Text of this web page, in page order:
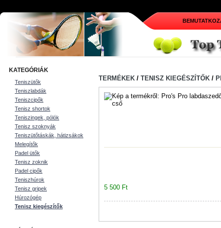
KATEGÓRIÁK
Teniszütők
Teniszlabdák
Teniszcipők
Tenisz shortok
Teniszingek, pólók
Tenisz szoknyák
Teniszütőtáskák, hátizsákok
Melegítők
Padel ütők
Tenisz zoknik
Padel cipők
Teniszhúrok
Tenisz gripek
Húrozógép
Tenisz kiegészítők
TERMÉKEK / TENISZ KIEGÉSZÍTŐK /
5 500 Ft